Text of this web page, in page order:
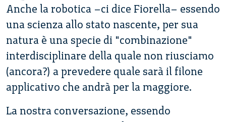
Anche la robotica –ci dice Fiorella– essendo
una scienza allo stato nascente, per sua
natura è una specie di "combinazione"
interdisciplinare della quale non riusciamo
(ancora?) a prevedere quale sarà il filone
applicativo che andrà per la maggiore.
La nostra conversazione, essendo